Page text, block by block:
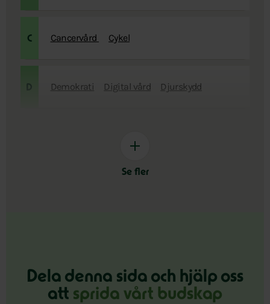
C Cancervård Cykel
D Demokrati Digital vård Djurskydd
Se fler
Dela denna sida och hjälp oss
att sprida vårt budskap